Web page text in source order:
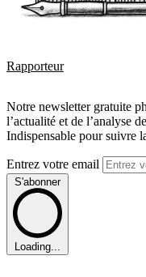
Rapporteur
Notre newsletter gratuite
l’actualité et de l’analyse
Indispensable pour suivre
Entrez votre email
S'abonner
Loading...